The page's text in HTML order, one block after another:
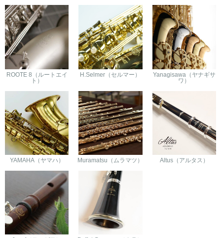
ROOTE 8（ルートエイ
ト）
H.Selmer（セルマー）
Yanagisawa（ヤナギサ
ワ）
YAMAHA（ヤマハ） Muramatsu（ムラマツ） Altus（アルタス）